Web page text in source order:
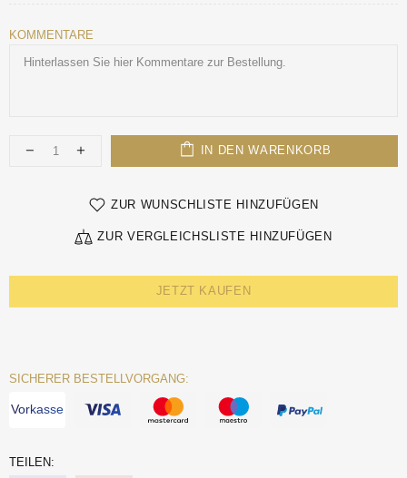
KOMMENTARE
IN DEN WARENKORB
ZUR WUNSCHLISTE HINZUFÜGEN
ZUR VERGLEICHSLISTE HINZUFÜGEN
JETZT KAUFEN
SICHERER BESTELLVORGANG:
Vorkasse
TEILEN: